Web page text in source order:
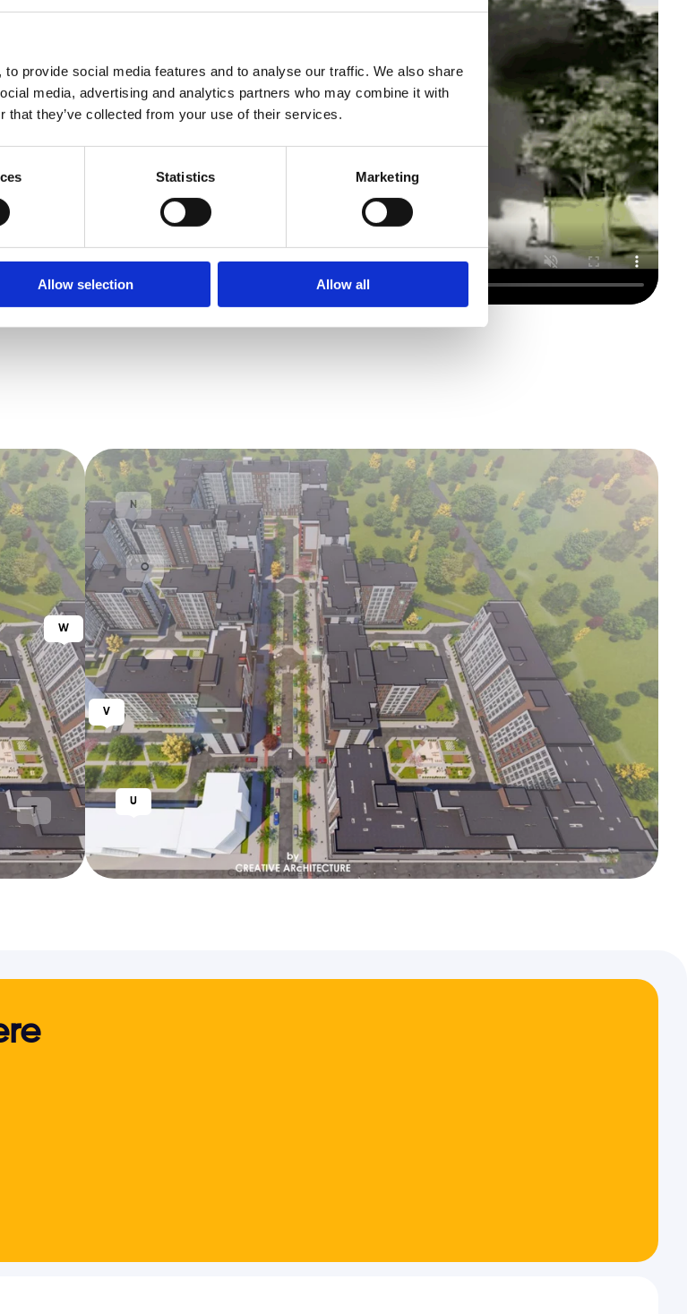
provide social media features and to analyse our traffic. We also share
media, advertising and analytics partners who may combine it with
that they’ve collected from your use of their services.
Statistics Marketing
Allow selection Allow all
N
O
T
U
V
W